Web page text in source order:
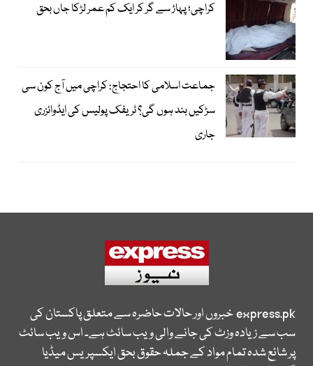
کراچی؛ پہاڑ سے گر کر ایک کم عمر لڑکا جاں بحق
جماعت اسلامی کا احتجاج: کراچی میں آج کون سی
سڑکیں بند ہوں گی؟ ٹریفک پولیس کی ایڈوائزری
جاری
express.pkخبروں اور حالات حاضرہ سے متعلق پاکستان کی
سب سے زیادہ وزٹ کی جانے والی ویب سائٹ ہے۔ اس ویب سائٹ
پر شائع شدہ تمام مواد کے جملہ حقوق بحق ایکسپریس میڈیا